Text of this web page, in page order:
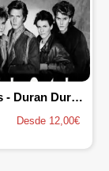
Wild Boys - Duran Duran Tribute
Desde 12,00€